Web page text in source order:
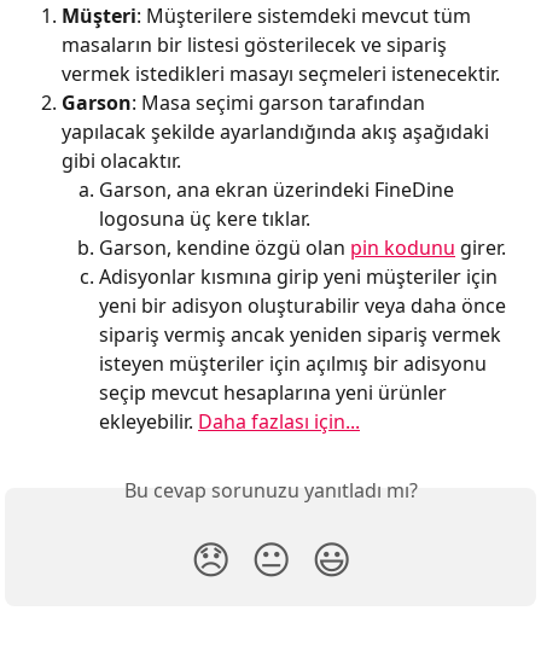
Müşteri: Müşterilere sistemdeki mevcut tüm
masaların bir listesi gösterilecek ve sipariş
vermek istedikleri masayı seçmeleri istenecektir.
Garson: Masa seçimi garson tarafından
yapılacak şekilde ayarlandığında akış aşağıdaki
gibi olacaktır.
Garson, ana ekran üzerindeki FineDine
logosuna üç kere tıklar.
Garson, kendine özgü olan pin kodunu girer.
Adisyonlar kısmına girip yeni müşteriler için
yeni bir adisyon oluşturabilir veya daha önce
sipariş vermiş ancak yeniden sipariş vermek
isteyen müşteriler için açılmış bir adisyonu
seçip mevcut hesaplarına yeni ürünler
ekleyebilir. Daha fazlası için...
Bu cevap sorunuzu yanıtladı mı?
😞 😐 😃